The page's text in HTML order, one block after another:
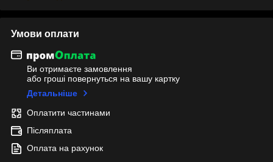
Умови оплати
Ви отримаєте замовлення
або гроші повернуться на вашу картку
Детальніше
Оплатити частинами
Післяплата
Оплата на рахунок